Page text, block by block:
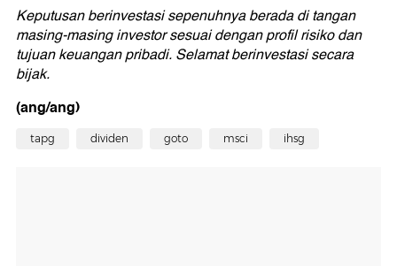
Keputusan berinvestasi sepenuhnya berada di tangan
masing-masing investor sesuai dengan profil risiko dan
tujuan keuangan pribadi. Selamat berinvestasi secara
bijak.
(ang/ang)
tapg dividen goto msci ihsg